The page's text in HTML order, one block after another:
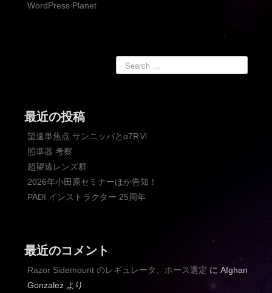
WordPress Planet
最近の投稿
望遠単焦点 サンニッパとα7RⅥ
照準器 考察
超望遠レンズ群
2026年小田原セミナーほか告知！
PADI インストラクター 25周年
最近のコメント
Razor Sidemount のレギュレータ、ホース選定 に Afghan
Gonzalez より